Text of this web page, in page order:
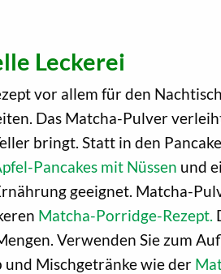
Leckerei
vor allem für den
Das Matcha-Pulver
bringt. Statt in den
Pancakes mit Nüssen und
geeignet. Matcha-
Matcha-Porridge-Rezept.
Verwenden Sie zum
und Mischgetränke wie der